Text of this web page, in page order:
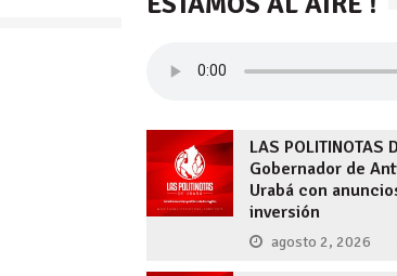
LAS POLITINOTAS
Gobernador de
Urabá con
inversión
agosto 2, 2026